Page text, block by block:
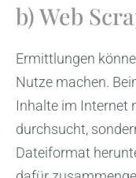
b) Web
Ermittlungen
Nutze machen.
Inhalte im Internet
durchsucht,
Dateiformat